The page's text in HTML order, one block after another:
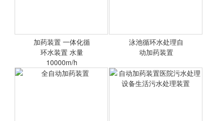
<查看详情> <查看详情>
加药装置 一体化循
环水装置 水量
10000m/h
泳池循环水处理自
动加药装置